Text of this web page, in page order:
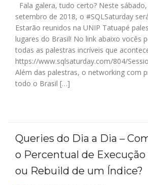
Fala galera, tudo certo? Neste
setembro de 2018, o #SQLSaturday
Estarão reunidos na UNIP Tatuapé
lugares do Brasil! No link abaixo vocês
todas as palestras incríveis que
https://www.sqlsaturday.com/804/
Além das palestras, o networking com
todo o Brasil […]
Queries do Dia a Dia –
o Percentual de Execução
ou Rebuild de um Índice?